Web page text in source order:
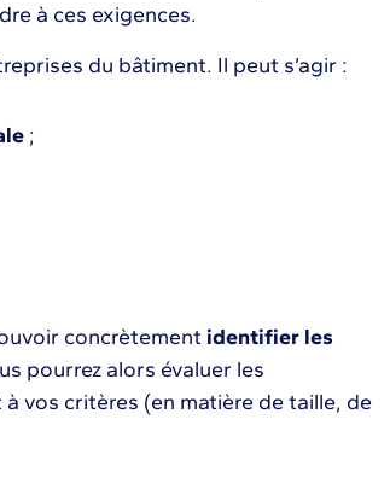
à ces exigences.
du bâtiment. Il peut s’agir :
;
concrètement identifier les
pourrez alors évaluer les
vos critères (en matière de taille, de